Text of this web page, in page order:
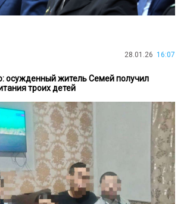
28.01.26 16:07
осужденный житель Семей получил
троих детей